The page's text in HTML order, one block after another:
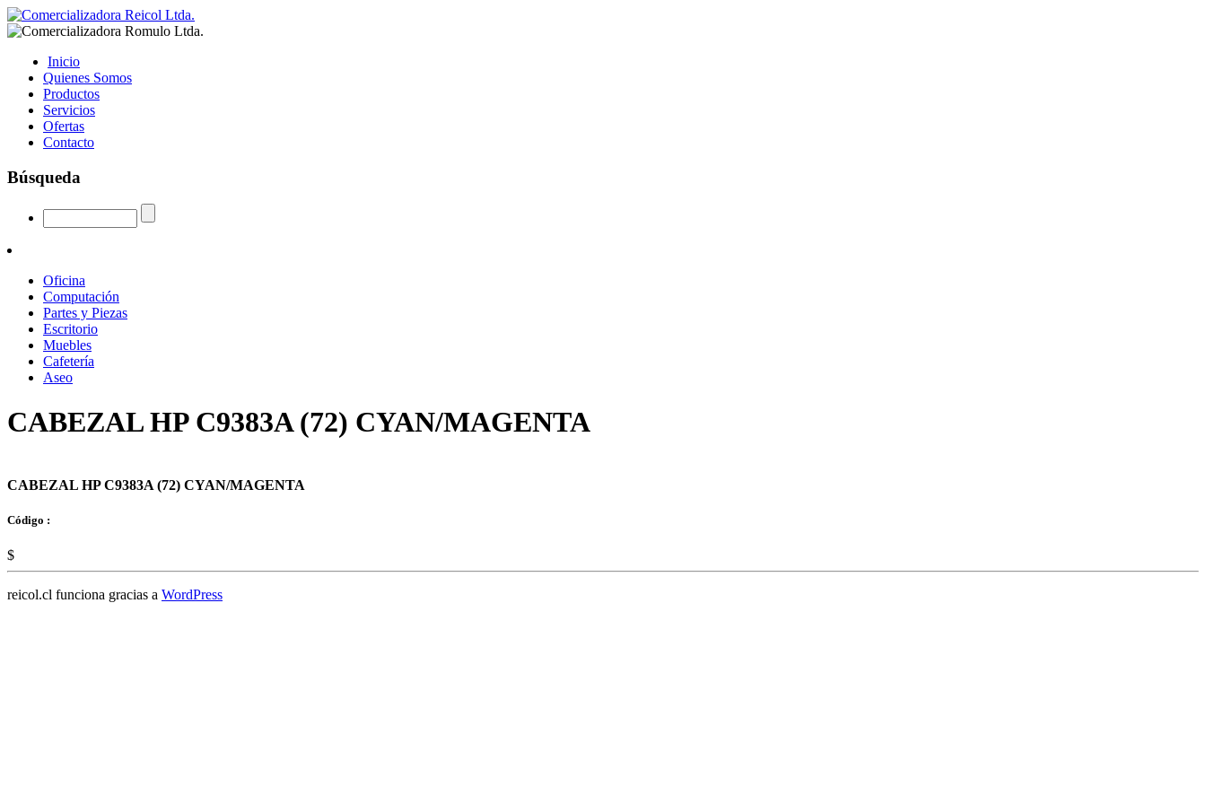
Inicio
Quienes Somos
Productos
Servicios
Ofertas
Contacto
Búsqueda
Oficina
Computación
Partes y Piezas
Escritorio
Muebles
Cafetería
Aseo
CABEZAL HP C9383A (72) CYAN/MAGENTA
CABEZAL HP C9383A (72) CYAN/MAGENTA
Código :
$
reicol.cl funciona gracias a WordPress